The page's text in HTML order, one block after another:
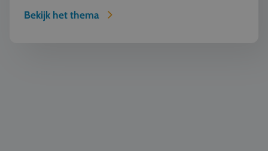
Bekijk het thema